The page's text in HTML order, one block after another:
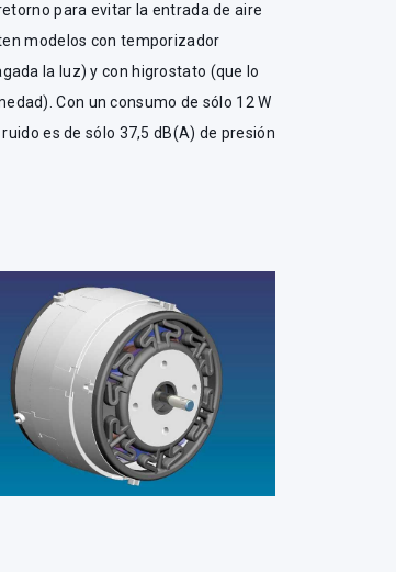
para evitar la entrada de aire
modelos con temporizador
la luz) y con higrostato (que lo
Con un consumo de sólo 12 W
es de sólo 37,5 dB(A) de presión